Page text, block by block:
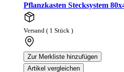
Pflanzkasten Stecksystem
Versand ( 1 Stück )
Zur Merkliste hinzufügen
Artikel vergleichen